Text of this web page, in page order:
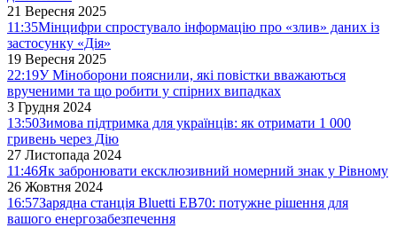
21 Вересня 2025
11:35Мінцифри спростувало інформацію про «злив» даних із
застосунку «Дія»
19 Вересня 2025
22:19У Міноборони пояснили, які повістки вважаються
врученими та що робити у спірних випадках
3 Грудня 2024
13:50Зимова підтримка для українців: як отримати 1 000
гривень через Дію
27 Листопада 2024
11:46Як забронювати ексклюзивний номерний знак у Рівному
26 Жовтня 2024
16:57Зарядна станція Bluetti EB70: потужне рішення для
вашого енергозабезпечення